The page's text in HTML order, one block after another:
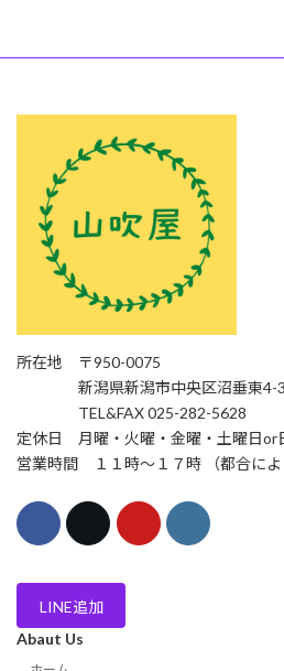
所在地 〒950-0075
新潟県新潟市中央区沼垂東4-
TEL&FAX 025-282-5628
定休日 月曜・火曜・金曜・土曜日or
営業時間 １１時〜１７時 （都合によ
LINE追加
Abaut Us